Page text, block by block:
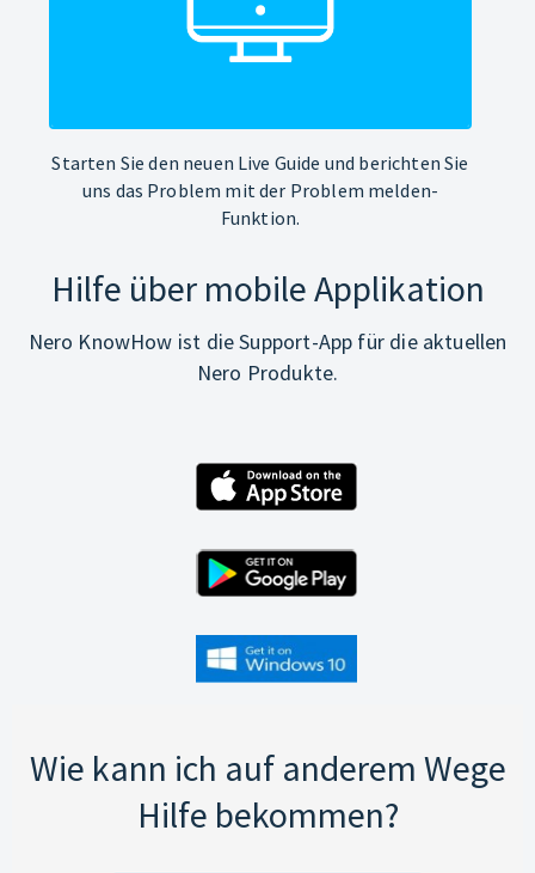
Starten Sie den neuen Live Guide und berichten Sie
uns das Problem mit der Problem melden-
Funktion.
Hilfe über mobile Applikation
Nero KnowHow ist die Support-App für die aktuellen
Nero Produkte.
Wie kann ich auf anderem Wege
Hilfe bekommen?